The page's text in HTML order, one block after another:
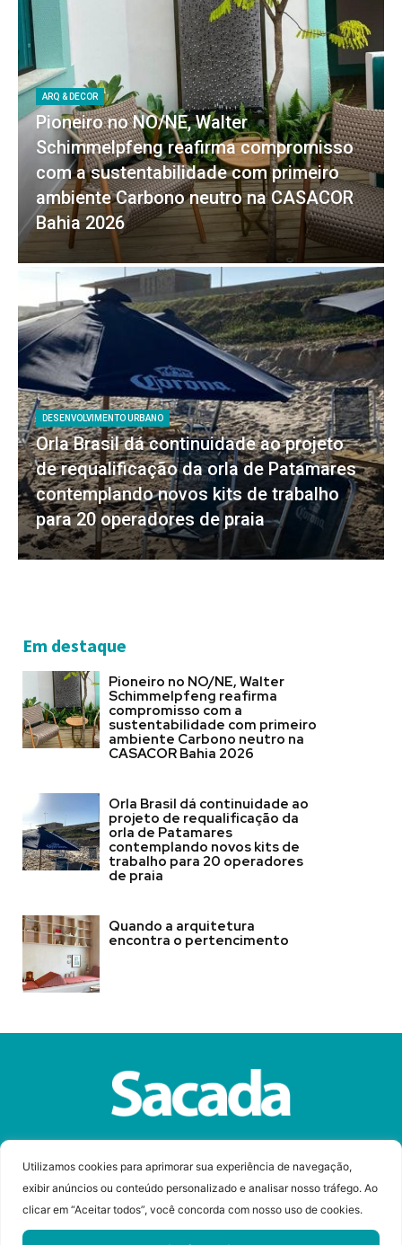
Utilizamos cookies para aprimorar sua experiência de navegação,
exibir anúncios ou conteúdo personalizado e analisar nosso tráfego. Ao
clicar em “Aceitar todos”, você concorda com nosso uso de cookies.
ARQ & DECOR
Pioneiro no NO/NE, Walter
Schimmelpfeng reafirma compromisso
com a sustentabilidade com primeiro
ambiente Carbono neutro na CASACOR
Bahia 2026
DESENVOLVIMENTO URBANO
Orla Brasil dá continuidade ao projeto
de requalificação da orla de Patamares
contemplando novos kits de trabalho
para 20 operadores de praia
Em destaque
Pioneiro no NO/NE, Walter
Schimmelpfeng reafirma
compromisso com a
sustentabilidade com primeiro
ambiente Carbono neutro na
CASACOR Bahia 2026
Orla Brasil dá continuidade ao
projeto de requalificação da
orla de Patamares
contemplando novos kits de
trabalho para 20 operadores
de praia
Quando a arquitetura
encontra o pertencimento
© Copyright 2023 Revista Sacada